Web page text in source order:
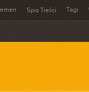
Spis Treści Tagi